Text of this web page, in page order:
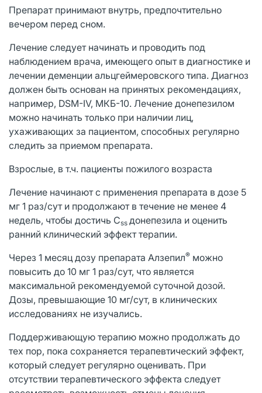
Препарат принимают внутрь, предпочтительно
вечером перед сном.
Лечение следует начинать и проводить под
наблюдением врача, имеющего опыт в диагностике и
лечении деменции альцгеймеровского типа. Диагноз
должен быть основан на принятых рекомендациях,
например, DSM-IV, МКБ-10. Лечение донепезилом
можно начинать только при наличии лиц,
ухаживающих за пациентом, способных регулярно
следить за приемом препарата.
Взрослые, в т.ч. пациенты пожилого возраста
Лечение начинают с применения препарата в дозе 5
мг 1 раз/сут и продолжают в течение не менее 4
недель, чтобы достичь Css донепезила и оценить
ранний клинический эффект терапии.
Через 1 месяц дозу препарата Алзепил® можно
повысить до 10 мг 1 раз/сут, что является
максимальной рекомендуемой суточной дозой.
Дозы, превышающие 10 мг/сут, в клинических
исследованиях не изучались.
Поддерживающую терапию можно продолжать до
тех пор, пока сохраняется терапевтический эффект,
который следует регулярно оценивать. При
отсутствии терапевтического эффекта следует